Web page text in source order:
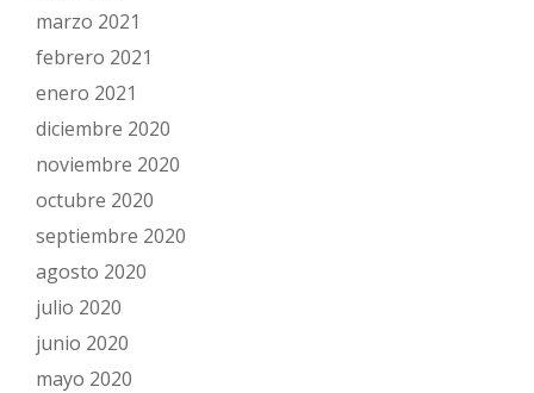
marzo 2021
febrero 2021
enero 2021
diciembre 2020
noviembre 2020
octubre 2020
septiembre 2020
agosto 2020
julio 2020
junio 2020
mayo 2020